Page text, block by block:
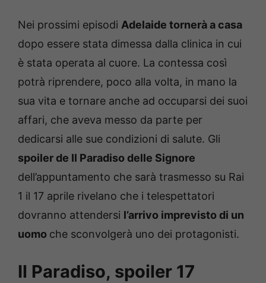
Nei prossimi episodi Adelaide tornerà a casa
dopo essere stata dimessa dalla clinica in cui
è stata operata al cuore. La contessa così
potrà riprendere, poco alla volta, in mano la
sua vita e tornare anche ad occuparsi dei suoi
affari, che aveva messo da parte per
dedicarsi alle sue condizioni di salute. Gli
spoiler de Il Paradiso delle Signore
dell’appuntamento che sarà trasmesso su Rai
1 il 17 aprile rivelano che i telespettatori
dovranno attendersi l’arrivo imprevisto di un
uomo che sconvolgerà uno dei protagonisti.
Il Paradiso, spoiler 17